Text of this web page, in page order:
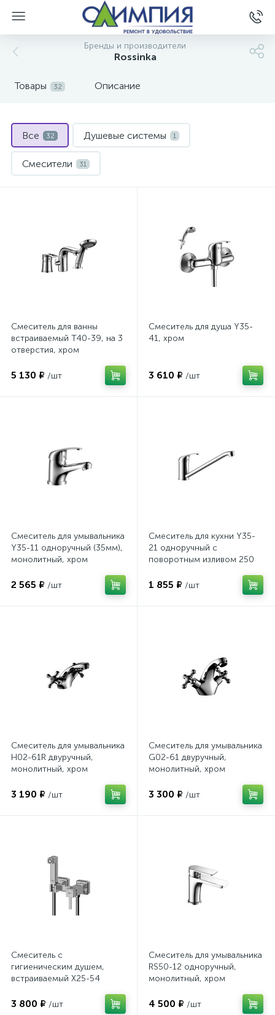
Бренды и производители
Rossinka
Товары 32 Описание
Все 32 Душевые системы 1
Смесители 31
Смеситель для ванны
встраиваемый T40-39, на 3
отверстия, хром
5 130 ₽ /шт
Смеситель для душа Y35-
41, хром
3 610 ₽ /шт
Смеситель для умывальника
Y35-11 одноручный (35мм),
монолитный, хром
2 565 ₽ /шт
Смеситель для кухни Y35-
21 одноручный с
поворотным изливом 250
1 855 ₽ /шт
Смеситель для умывальника
H02-61R двуручный,
монолитный, хром
3 190 ₽ /шт
Смеситель для умывальника
G02-61 двуручный,
монолитный, хром
3 300 ₽ /шт
Смеситель с
гигиеническим душем,
встраиваемый X25-54
3 800 ₽ /шт
Смеситель для умывальника
RS50-12 одноручный,
монолитный, хром
4 500 ₽ /шт